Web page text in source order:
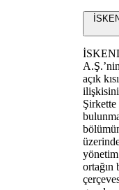
açık
yönetim
ortağın